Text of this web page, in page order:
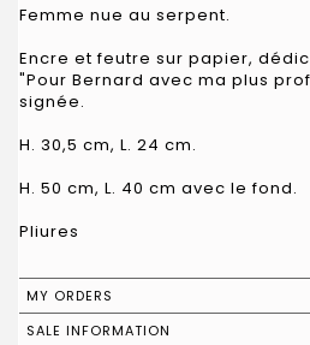
Femme nue au serpent.
Encre et feutre sur papier,
"Pour Bernard avec ma plus
signée.
H. 30,5 cm, L. 24 cm.
H. 50 cm, L. 40 cm avec le fond.
Pliures
MY ORDERS
SALE INFORMATION